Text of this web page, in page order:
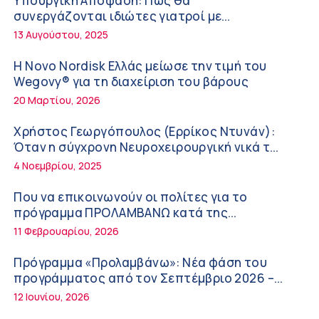
Διακοπές με ασφάλεια
6:20 πμ
Ειρήνη Ζίγκιρη (Ερρίκος Ντυνάν): H θερμική
καταπόνηση στους ηλικιωμένους
εργαζόμενους
6:11 πμ
Σύσκεψη στον ΕΟΦ για την ομαλή λειτουργία
της εφοδιαστικής αλυσίδας των φαρμάκων
στη διάρκεια του καλοκαιριού
12:08 μμ
Μιχάλης Τάτσης, Insurance & Healthcare
Analyst, διευθυντής Επιχειρηματικής
Ανάπτυξης Ομίλου HHG
11:54 πμ
Kavita Patel: Ένα στα πέντε καινοτόμα
φάρμακα φτάνει τελικά στην Ελλάδα
9:21 πμ
Υπάρχει τελικά «δίαιτα θυρεοειδούς»; Τι
συνεργάζονται ιδιώτες γιατροί με
νοσοκομεία του δημοσίου συστήματος
13 Αυγούστου, 2025
Η Novo Nordisk Ελλάς μείωσε την τιμή του
Wegovy® για τη διαχείριση του βάρους
20 Μαρτίου, 2026
Χρήστος Γεωργόπουλος (Ερρίκος Ντυνάν):
Όταν η σύγχρονη Νευροχειρουργική νικά το
φόβο!
4 Νοεμβρίου, 2025
Που να επικοινωνούν οι πολίτες για το
πρόγραμμα ΠΡΟΛΑΜΒΑΝΩ κατά της
παχυσαρκίας
11 Φεβρουαρίου, 2026
Πρόγραμμα «Προλαμβάνω»: Νέα φάση του
προγράμματος από τον Σεπτέμβριο 2026 –
Δωρεάν προληπτικές εξετάσεις έως το 2030
12 Ιουνίου, 2026